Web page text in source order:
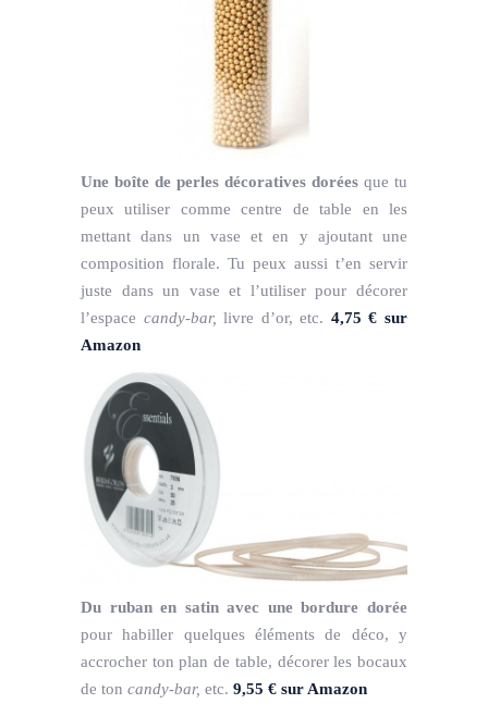
Une boîte de perles décoratives dorées que tu
peux utiliser comme centre de table en les
mettant dans un vase et en y ajoutant une
composition florale. Tu peux aussi t’en servir
juste dans un vase et l’utiliser pour décorer
l’espace candy-bar, livre d’or, etc. 4,75 € sur
Amazon
Du ruban en satin avec une bordure dorée
pour habiller quelques éléments de déco, y
accrocher ton plan de table, décorer les bocaux
de ton candy-bar, etc. 9,55 € sur Amazon